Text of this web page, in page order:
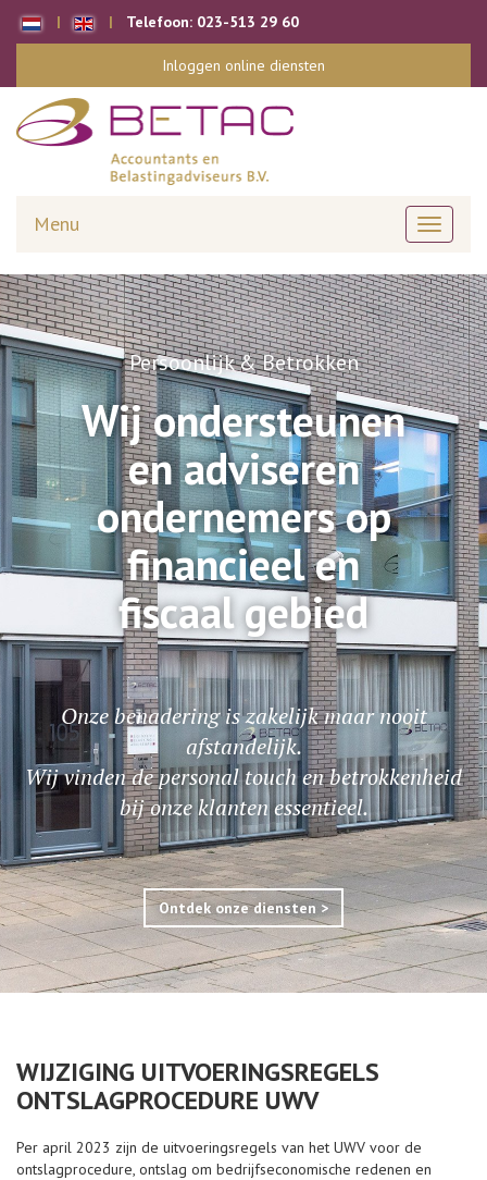
Telefoon: 023-513 29 60
Inloggen online diensten
Toggle
Menu
Persoonlijk & Betrokken
Wij ondersteunen
en adviseren
ondernemers op
financieel en
fiscaal gebied
Onze benadering is zakelijk maar nooit
afstandelijk.
Wij vinden de personal touch en betrokkenheid
bij onze klanten essentieel.
Ontdek onze diensten >
WIJZIGING UITVOERINGSREGELS
ONTSLAGPROCEDURE UWV
Per april 2023 zijn de uitvoeringsregels van het UWV voor de
ontslagprocedure, ontslag om bedrijfseconomische redenen en